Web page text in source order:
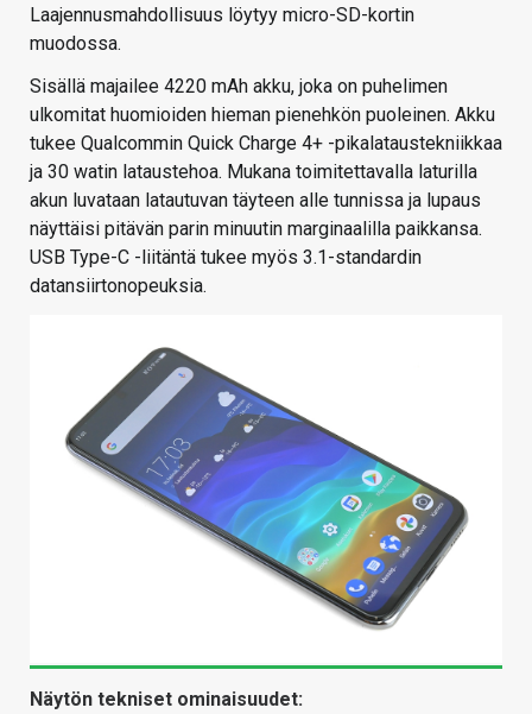
Laajennusmahdollisuus löytyy micro-SD-kortin
muodossa.
Sisällä majailee 4220 mAh akku, joka on puhelimen
ulkomitat huomioiden hieman pienehkön puoleinen. Akku
tukee Qualcommin Quick Charge 4+ -pikalataustekniikkaa
ja 30 watin lataustehoa. Mukana toimitettavalla laturilla
akun luvataan latautuvan täyteen alle tunnissa ja lupaus
näyttäisi pitävän parin minuutin marginaalilla paikkansa.
USB Type-C -liitäntä tukee myös 3.1-standardin
datansiirtonopeuksia.
Näytön tekniset ominaisuudet: